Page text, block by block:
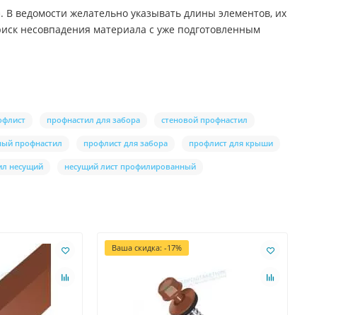
ведомости желательно указывать длины элементов, их
несовпадения материала с уже подготовленным
профнастил для забора стеновой профнастил
профнастил профлист для забора профлист для крыши
несущий несущий лист профилированный
Ваша скидка: -17%